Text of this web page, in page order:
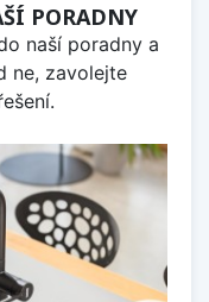
PORADNY
naší poradny a
ne, zavolejte